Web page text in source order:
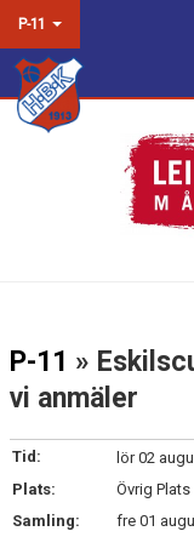
P-11
HEM
BILDGALLERI
DOKUMENT
KONTAKT
P-11 »
vi anmäler
Tid:
lör 02
Plats:
Övrig Plats
Samling:
fre 01